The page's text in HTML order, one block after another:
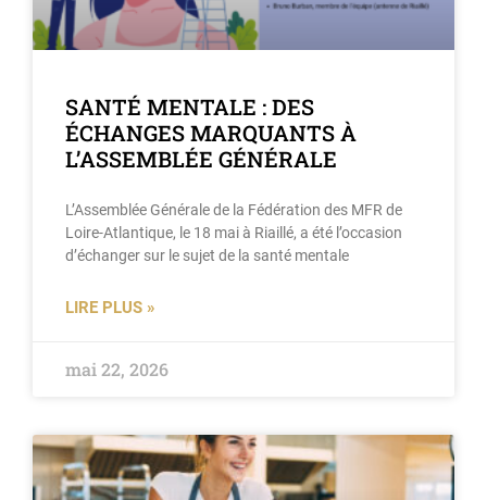
SANTÉ MENTALE : DES
ÉCHANGES MARQUANTS À
L’ASSEMBLÉE GÉNÉRALE
L’Assemblée Générale de la Fédération des MFR de
Loire-Atlantique, le 18 mai à Riaillé, a été l’occasion
d’échanger sur le sujet de la santé mentale
LIRE PLUS »
mai 22, 2026